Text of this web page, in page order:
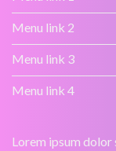
Menu link 2
Menu link 3
Menu link 4
Lorem ipsum